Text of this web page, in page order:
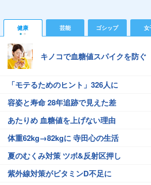
健康 芸能 ゴシップ 女
キノコで血糖値スパイクを防ぐ
「モテるためのヒント」326人に
容姿と寿命 28年追跡で見えた差
あたりめ 血糖値を上げない理由
体重62kg→82kgに 寺田心の生活
夏のむくみ対策 ツボ&反射区押し
紫外線対策がビタミンD不足に